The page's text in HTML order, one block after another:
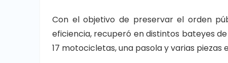
Con el objetivo de preservar el orden
eficiencia, recuperó en distintos bateyes
17 motocicletas, una pasola y varias piezas